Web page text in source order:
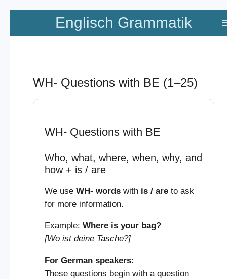
Zum
springen
Englisch Grammatik
WH- Questions with BE (1–25)
WH- Questions with BE
Who, what, where, when, why, and
how + is / are
We use WH- wordswith is / areto ask
for more information.
Example: Where is your bag?
[Wo ist deine Tasche?]
For German speakers:
These questions begin with a question